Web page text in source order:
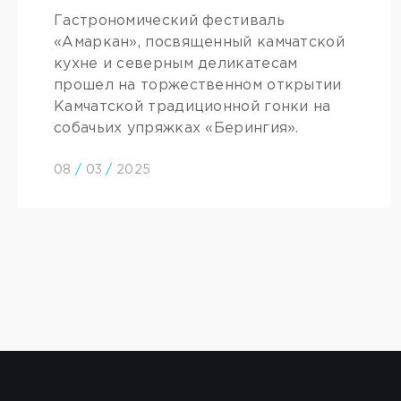
Гастрономический фестиваль
«Амаркан», посвященный камчатской
кухне и северным деликатесам
прошел на торжественном открытии
Камчатской традиционной гонки на
собачьих упряжках «Берингия».
08 / 03 / 2025